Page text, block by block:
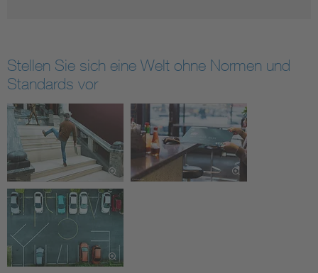
Stellen Sie sich eine Welt ohne Normen und
Standards vor